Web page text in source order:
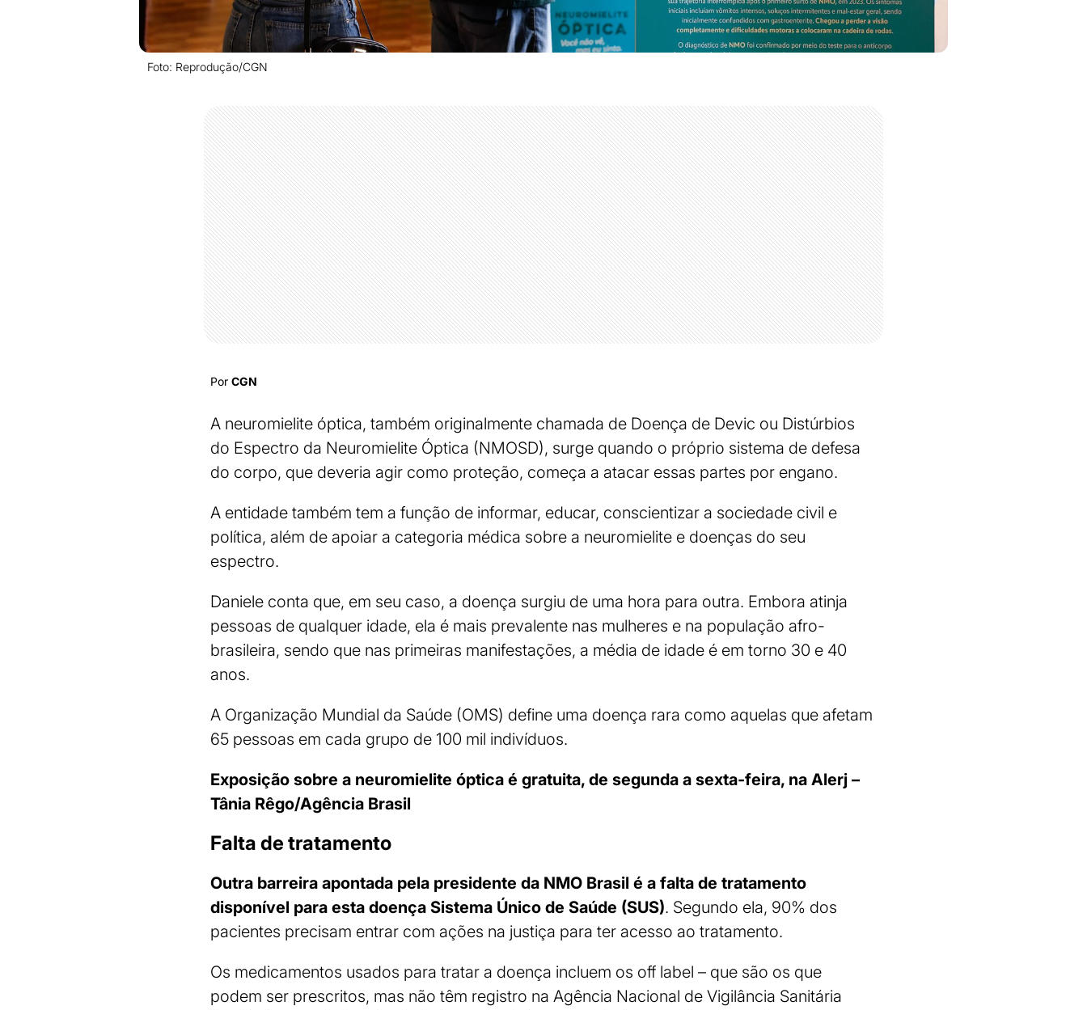
Foto: Reprodução/CGN
Por CGN
A neuromielite óptica, também originalmente chamada de Doença de Devic ou Distúrbios
do Espectro da Neuromielite Óptica (NMOSD), surge quando o próprio sistema de defesa
do corpo, que deveria agir como proteção, começa a atacar essas partes por engano.
A entidade também tem a função de informar, educar, conscientizar a sociedade civil e
política, além de apoiar a categoria médica sobre a neuromielite e doenças do seu
espectro.
Daniele conta que, em seu caso, a doença surgiu de uma hora para outra. Embora atinja
pessoas de qualquer idade, ela é mais prevalente nas mulheres e na população afro-
brasileira, sendo que nas primeiras manifestações, a média de idade é em torno 30 e 40
anos.
A Organização Mundial da Saúde (OMS) define uma doença rara como aquelas que afetam
65 pessoas em cada grupo de 100 mil indivíduos.
Exposição sobre a neuromielite óptica é gratuita, de segunda a sexta-feira, na Alerj –
Tânia Rêgo/Agência Brasil
Falta de tratamento
Outra barreira apontada pela presidente da NMO Brasil é a falta de tratamento
disponível para esta doença Sistema Único de Saúde (SUS). Segundo ela, 90% dos
pacientes precisam entrar com ações na justiça para ter acesso ao tratamento.
Os medicamentos usados para tratar a doença incluem os off label – que são os que
podem ser prescritos, mas não têm registro na Agência Nacional de Vigilância Sanitária